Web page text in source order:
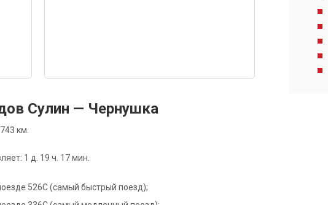
Сулин — Чернушка
км.
1 д. 19 ч. 17 мин.
526С (самый быстрый поезд);